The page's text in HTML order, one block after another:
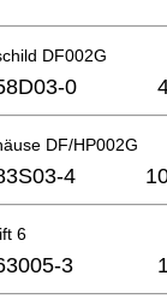
DF002G
0
DF/HP002G
4
6
3